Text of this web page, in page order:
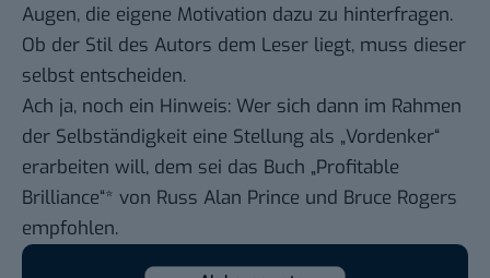
Augen, die eigene Motivation dazu zu hinterfragen.
Ob der Stil des Autors dem Leser liegt, muss dieser
selbst entscheiden.
Ach ja, noch ein Hinweis: Wer sich dann im Rahmen
der Selbständigkeit eine Stellung als „Vordenker“
erarbeiten will, dem sei das Buch „Profitable
Brilliance“* von Russ Alan Prince und Bruce Rogers
empfohlen.